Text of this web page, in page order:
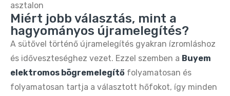
asztalon
Miért jobb választás, mint a
hagyományos újramelegítés?
A sütővel történő újramelegítés gyakran ízromláshoz
és időveszteséghez vezet. Ezzel szemben a Buyem
elektromos bögremelegítő folyamatosan és
folyamatosan tartja a választott hőfokot, így minden